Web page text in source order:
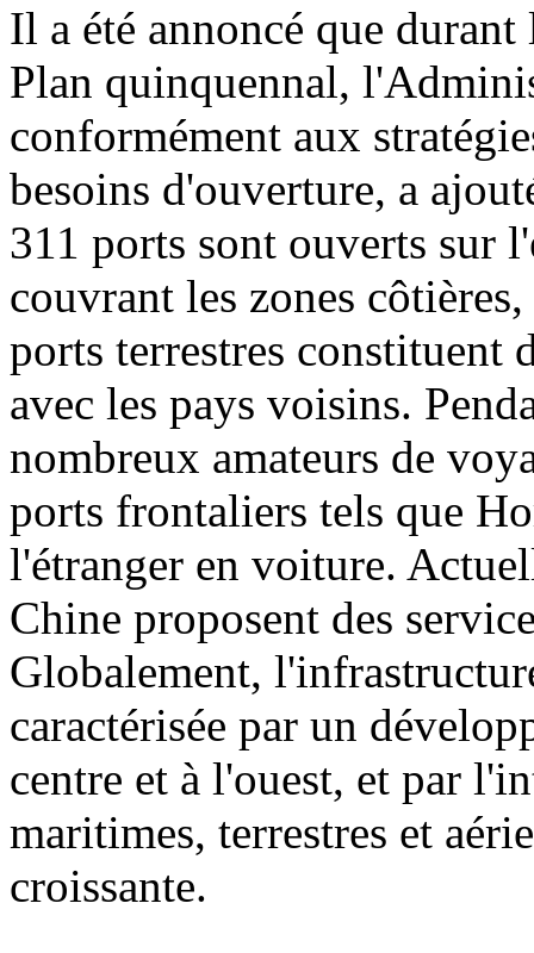
Il a été annoncé que
Plan quinquennal,
conformément aux
besoins d'ouverture, a
311 ports sont ouverts sur
couvrant les zones
ports terrestres constituent
avec les pays voisins.
nombreux amateurs de
ports frontaliers tels que
l'étranger en voiture.
Chine proposent des
Globalement,
caractérisée par un
centre et à l'ouest, et par
maritimes, terrestres et
croissante.